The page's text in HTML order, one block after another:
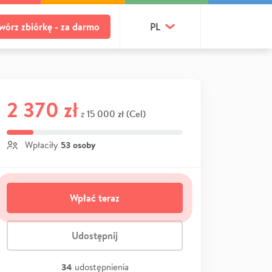
zbiórkę - za darmo PL
2 370 zł z 15 000 zł (Cel)
Wpłaciły 53 osoby
Wpłać teraz
Udostępnij
34 udostępnienia